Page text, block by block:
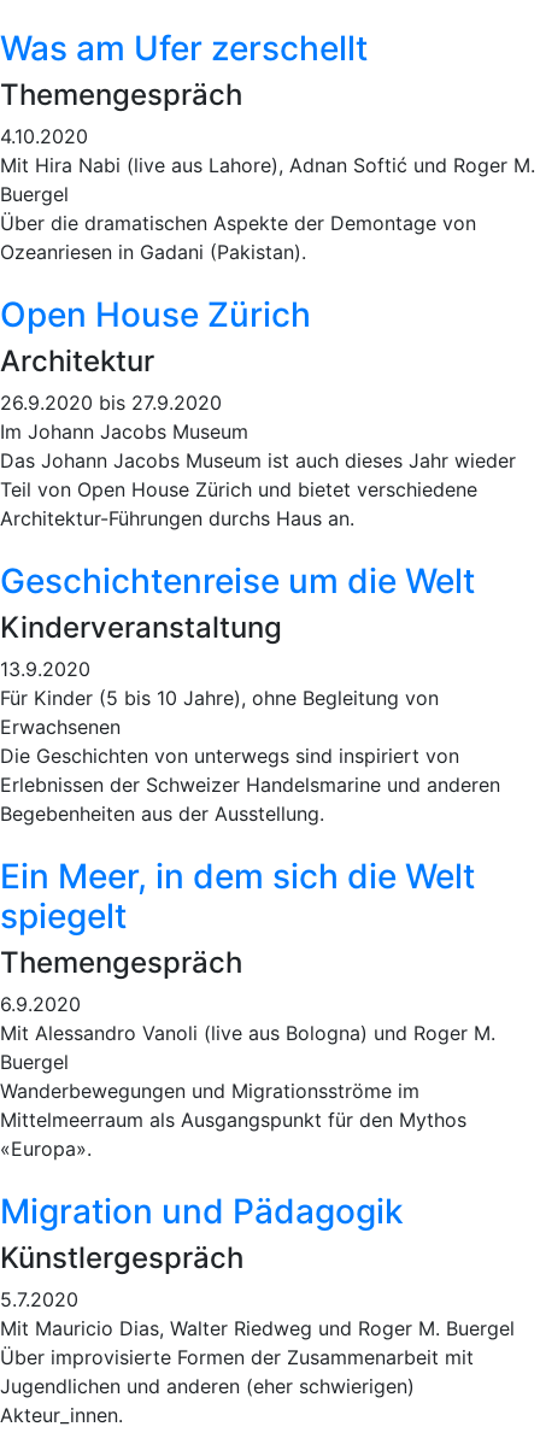
Was am Ufer zerschellt
Themengespräch
4.10.2020
Mit Hira Nabi (live aus Lahore), Adnan Softić und Roger M.
Buergel
Über die dramatischen Aspekte der Demontage von
Ozeanriesen in Gadani (Pakistan).
Open House Zürich
Architektur
26.9.2020 bis 27.9.2020
Im Johann Jacobs Museum
Das Johann Jacobs Museum ist auch dieses Jahr wieder
Teil von Open House Zürich und bietet verschiedene
Architektur-Führungen durchs Haus an.
Geschichtenreise um die Welt
Kinderveranstaltung
13.9.2020
Für Kinder (5 bis 10 Jahre), ohne Begleitung von
Erwachsenen
Die Geschichten von unterwegs sind inspiriert von
Erlebnissen der Schweizer Handelsmarine und anderen
Begebenheiten aus der Ausstellung.
Ein Meer, in dem sich die Welt
spiegelt
Themengespräch
6.9.2020
Mit Alessandro Vanoli (live aus Bologna) und Roger M.
Buergel
Wanderbewegungen und Migrationsströme im
Mittelmeerraum als Ausgangspunkt für den Mythos
«Europa».
Migration und Pädagogik
Künstlergespräch
5.7.2020
Mit Mauricio Dias, Walter Riedweg und Roger M. Buergel
Über improvisierte Formen der Zusammenarbeit mit
Jugendlichen und anderen (eher schwierigen)
Akteur_innen.